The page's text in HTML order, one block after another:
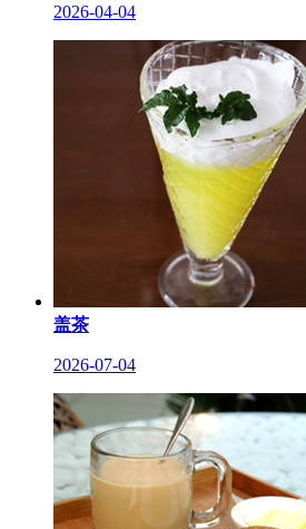
2026-04-04
盖茶
2026-07-04